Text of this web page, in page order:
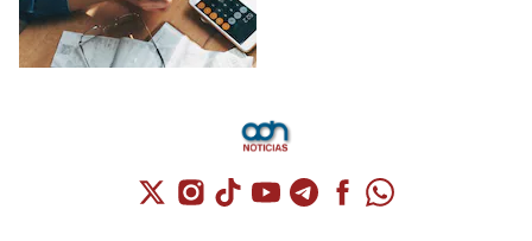
Cuenta de X / Twitter (se abre en una
Cuenta de Instagram (se abre en una
Cuenta de TikTok (se abre en
Cuenta de YouTube (se abre
Cuenta de Telegram (se
Cuenta de
Cuenta de